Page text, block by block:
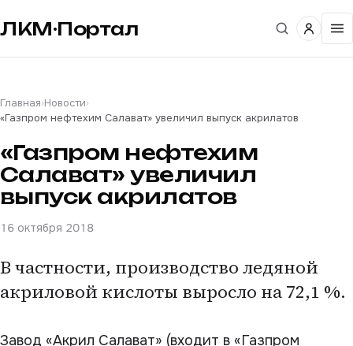
ЛКМ·Портал
Главная›Новости›
«Газпром нефтехим Салават» увеличил выпуск акрилатов
«Газпром нефтехим
Салават» увеличил
выпуск акрилатов
16 октября 2018
В частности, производство ледяной
акриловой кислоты выросло на 72,1 %.
Завод «Акрил Салават» (входит в «Газпром